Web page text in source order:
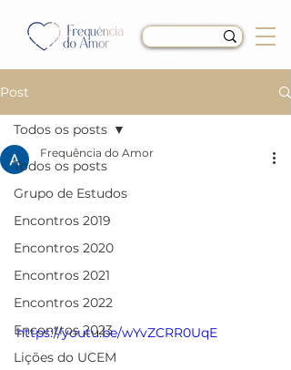
Post
Todos os posts
Grupo de Estudos
Encontros 2019
Encontros 2020
Encontros 2021
Encontros 2022
Encontros 2023
Lições do UCEM
Todos os posts
Encontro do dia
21/06/20 - Sistema de
Pensamento do Ego
(Ataque e Defesa)
Frequência do Amor
https://youtu.be/wYvZCRR0UqE